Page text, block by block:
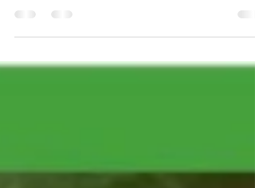
recette du purin d’ortie,